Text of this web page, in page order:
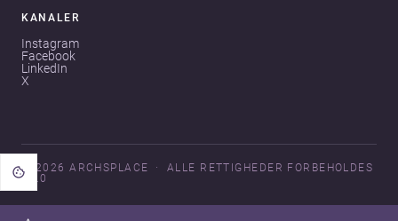
KANALER
Instagram
Facebook
LinkedIn
X
© 2026 ARCHSPLACE
ALLE RETTIGHEDER FORBEHOLDES
V3.0